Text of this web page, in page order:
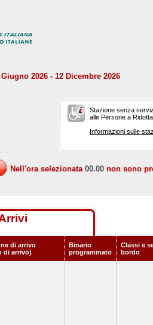
2026 - 12 Dicembre 2026
Stazione senza
alle Persone a
Informazioni sulle
Nell'ora selezionata 00.00 non sono
di arrivo
di arrivo)
Binario
programmato
Classi e
bordo